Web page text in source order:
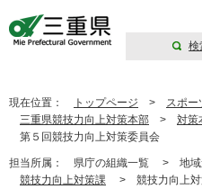
検
現在位置： トップページ > スポー
三重県競技力向上対策本部 > 対策
第５回競技力向上対策委員会
担当所属： 県庁の組織一覧 > 地
競技力向上対策課 > 競技力向上